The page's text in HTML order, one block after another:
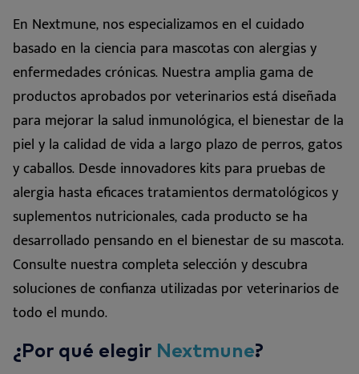
En Nextmune, nos especializamos en el cuidado
basado en la ciencia para mascotas con alergias y
enfermedades crónicas. Nuestra amplia gama de
productos aprobados por veterinarios está diseñada
para mejorar la salud inmunológica, el bienestar de la
piel y la calidad de vida a largo plazo de perros, gatos
y caballos. Desde innovadores kits para pruebas de
alergia hasta eficaces tratamientos dermatológicos y
suplementos nutricionales, cada producto se ha
desarrollado pensando en el bienestar de su mascota.
Consulte nuestra completa selección y descubra
soluciones de confianza utilizadas por veterinarios de
todo el mundo.
¿Por qué elegir Nextmune?